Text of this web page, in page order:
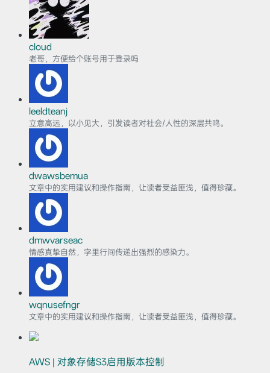
cloud
老哥，方便给个账号用于登录吗
leeldteanj
立意高远，以小见大，引发读者对社会/人性的深层共鸣。
dwawsbemua
文章中的实用建议和操作指南，让读者受益匪浅，值得珍藏。
dmwvarseac
情感真挚自然，字里行间传递出强烈的感染力。
wqnusefngr
文章中的实用建议和操作指南，让读者受益匪浅，值得珍藏。
AWS | 对象存储S3启用版本控制